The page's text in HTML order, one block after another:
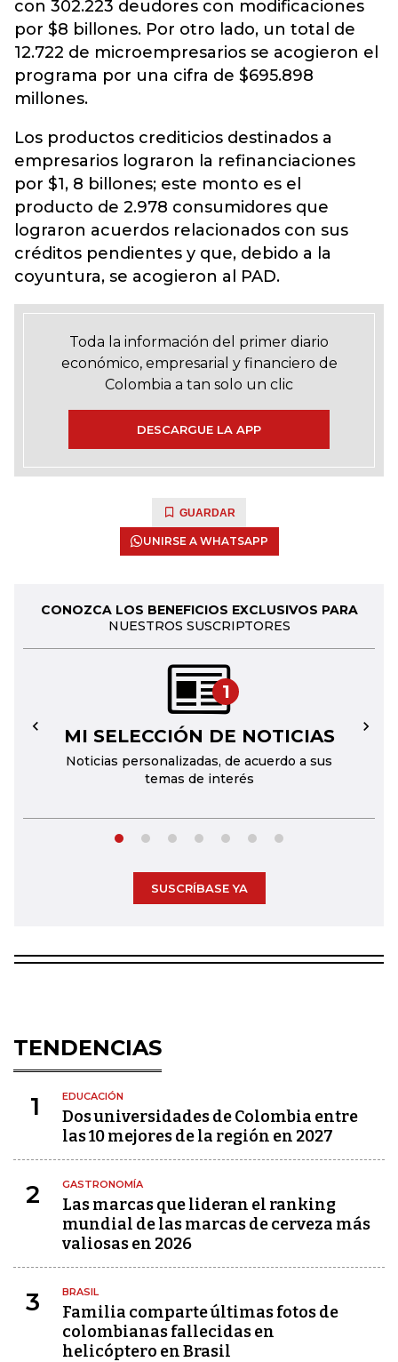
con 302.223 deudores con modificaciones
por $8 billones. Por otro lado, un total de
12.722 de microempresarios se acogieron el
programa por una cifra de $695.898
millones.
Los productos crediticios destinados a
empresarios lograron la refinanciaciones
por $1, 8 billones; este monto es el
producto de 2.978 consumidores que
lograron acuerdos relacionados con sus
créditos pendientes y que, debido a la
coyuntura, se acogieron al PAD.
Toda la información del primer diario
económico, empresarial y financiero de
Colombia a tan solo un clic
DESCARGUE LA APP
GUARDAR
UNIRSE A WHATSAPP
CONOZCA LOS BENEFICIOS EXCLUSIVOS PARA
NUESTROS SUSCRIPTORES
1
MI SELECCIÓN DE NOTICIAS
Noticias personalizadas, de acuerdo a sus
temas de interés
← →
SUSCRÍBASE YA
TENDENCIAS
1 EDUCACIÓN
Dos universidades de Colombia entre
las 10 mejores de la región en 2027
2 GASTRONOMÍA
Las marcas que lideran el ranking
mundial de las marcas de cerveza más
valiosas en 2026
3 BRASIL
Familia comparte últimas fotos de
colombianas fallecidas en
helicóptero en Brasil